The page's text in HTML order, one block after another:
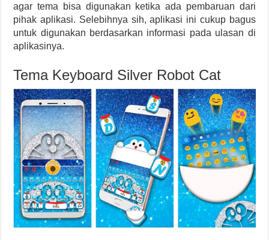
agar tema bisa digunakan ketika ada pembaruan dari
pihak aplikasi. Selebihnya sih, aplikasi ini cukup bagus
untuk digunakan berdasarkan informasi pada ulasan di
aplikasinya.
Tema Keyboard Silver Robot Cat